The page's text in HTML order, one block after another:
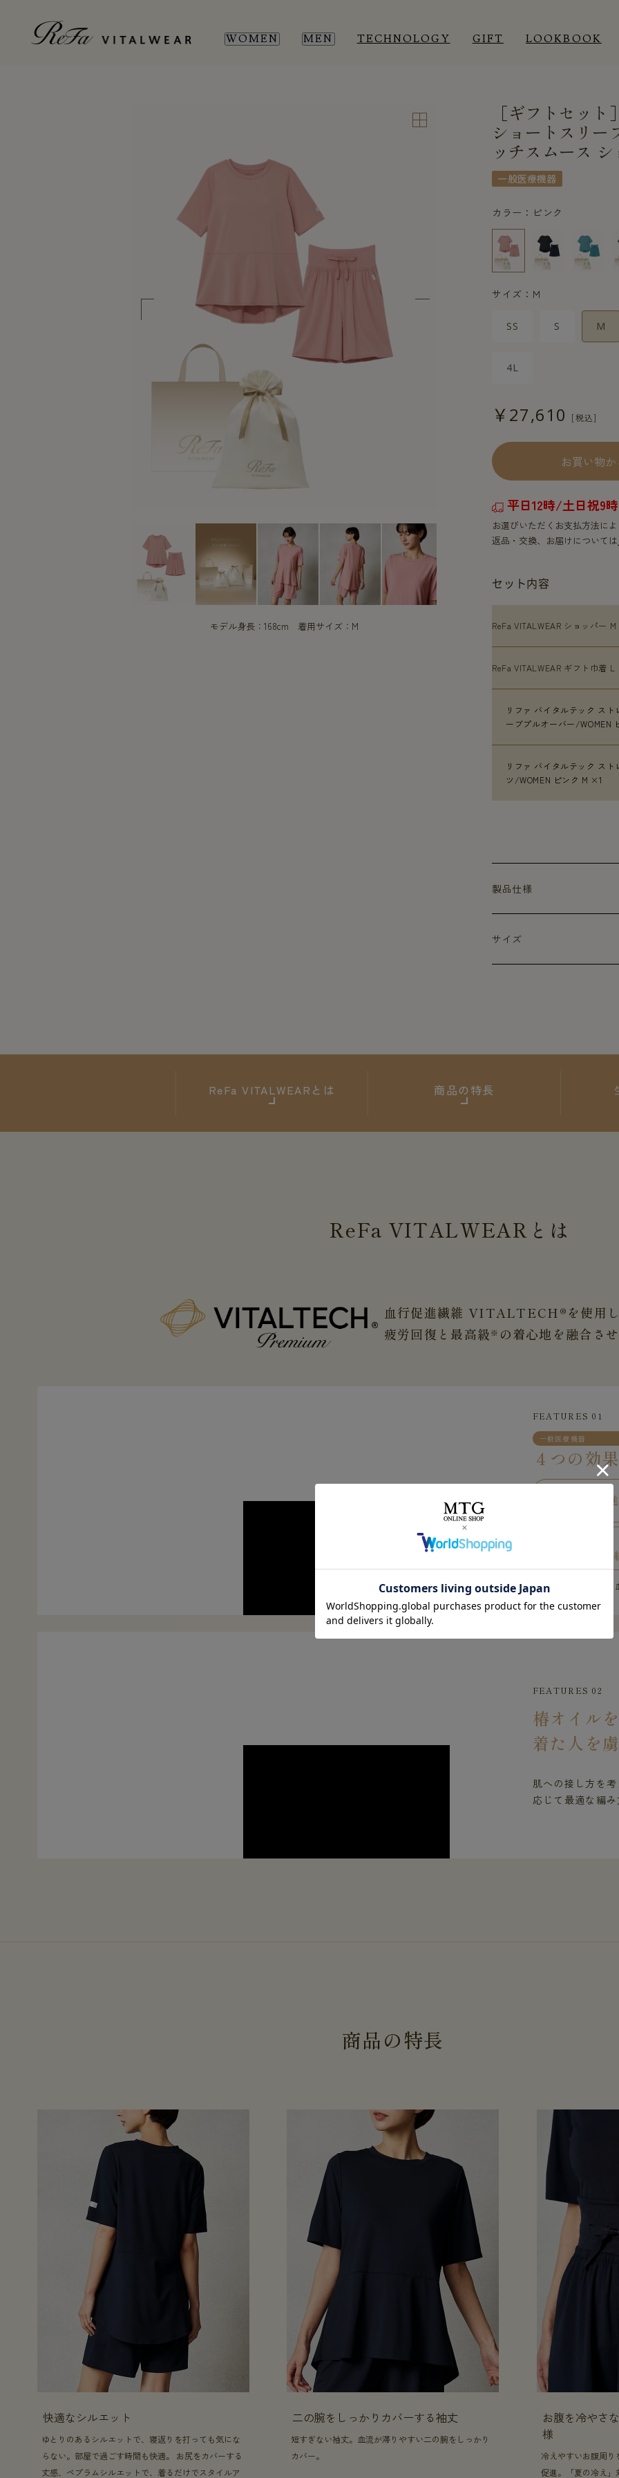
WOMEN MEN TECHNOLOGY GIFT LOOKBOOK
ROOM WEAR
ROOM WEAR
モデル身長：168cm 着用サイズ：M
［ギフトセッ
ショートスリー
ッチスムース
一般医療機器
カラー：ピンク
サイズ：M
SS S M
4L
￥27,610
お買い物
平日12時/土日祝9
お選びいただくお支払方法に
返品・交換、お届けについては
セット内容
ReFa VITALWEAR ショッパー
ReFa VITALWEAR ギフト巾着 L
リファ バイタルテック ス
ーブプルオーバー/WOMEN
リファ バイタルテック ス
ツ/WOMEN ピンク M ×1
製品仕様
サイズ
ReFaVITALWEARとは 商品の特長
ReFa VITALWEAR とは
血行促進繊維 VITALTECH®を使用し
疲労回復と最高級※ の着心地を融合さ
FEATURES 01
一般医療機器
４つの効
※上記は遠赤外線の
FEATURES 02
椿オイル
着た人を
肌への接し方を
応じて最適な編み
商品の特長
快適なシルエット
ゆとりのあるシルエットで、寝返りを打っても気にな
らない。部屋で過ごす時間も快適。 お尻をカバーする
丈感、ペプラムシルエットで、着るだけでスタイルア
二の腕をしっかりカバーする袖丈
短すぎない袖丈。血流が滞りやすい二の腕をしっかり
カバー。
お腹を冷やさ
様
冷えやすいお腹周
促進。「夏の冷え」